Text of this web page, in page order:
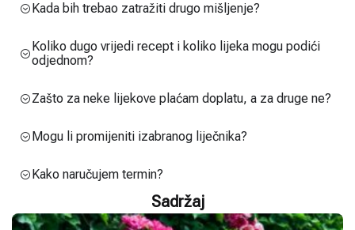
Kada bih trebao zatražiti drugo mišljenje?
Koliko dugo vrijedi recept i koliko lijeka mogu podići
odjednom?
Zašto za neke lijekove plaćam doplatu, a za druge ne?
Mogu li promijeniti izabranog liječnika?
Kako naručujem termin?
Sadržaj